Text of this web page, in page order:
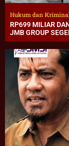
Hukum dan
RP699 MILIAR
JMB GROUP